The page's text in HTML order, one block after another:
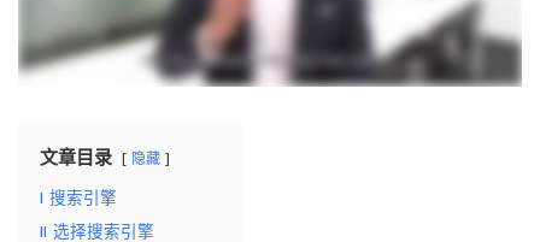
文章目录 隐藏
I 搜索引擎
II 选择搜索引擎